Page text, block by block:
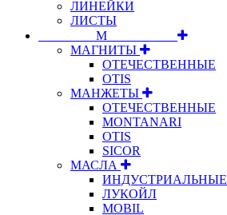
ЛИНЕЙКИ
ЛИСТЫ
⠀⠀⠀⠀⠀⠀М⠀⠀⠀⠀⠀⠀⠀
МАГНИТЫ
ОТЕЧЕСТВЕННЫЕ
OTIS
МАНЖЕТЫ
ОТЕЧЕСТВЕННЫЕ
MONTANARI
OTIS
SICOR
МАСЛА
ИНДУСТРИАЛЬНЫЕ
ЛУКОЙЛ
MOBIL